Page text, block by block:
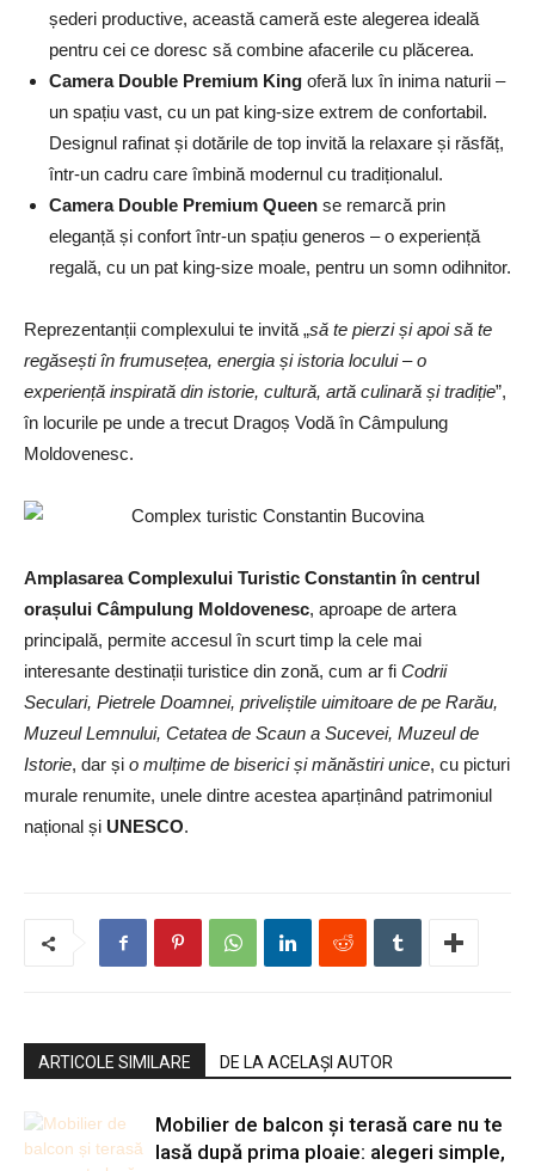
șederi productive, această cameră este alegerea ideală
pentru cei ce doresc să combine afacerile cu plăcerea.
Camera Double Premium King oferă lux în inima naturii –
un spațiu vast, cu un pat king-size extrem de confortabil.
Designul rafinat și dotările de top invită la relaxare și răsfăț,
într-un cadru care îmbină modernul cu tradiționalul.
Camera Double Premium Queen se remarcă prin
eleganță și confort într-un spațiu generos – o experiență
regală, cu un pat king-size moale, pentru un somn odihnitor.
Reprezentanții complexului te invită „să te pierzi și apoi să te
regăsești în frumusețea, energia și istoria locului – o
experiență inspirată din istorie, cultură, artă culinară și tradiție”,
în locurile pe unde a trecut Dragoș Vodă în Câmpulung
Moldovenesc.
Amplasarea Complexului Turistic Constantin în centrul
orașului Câmpulung Moldovenesc, aproape de artera
principală, permite accesul în scurt timp la cele mai
interesante destinații turistice din zonă, cum ar fi Codrii
Seculari, Pietrele Doamnei, priveliștile uimitoare de pe Rarău,
Muzeul Lemnului, Cetatea de Scaun a Sucevei, Muzeul de
Istorie, dar și o mulțime de biserici și mănăstiri unice, cu picturi
murale renumite, unele dintre acestea aparținând patrimoniul
național și UNESCO.
ARTICOLE SIMILARE DE LA ACELAȘI AUTOR
Mobilier de balcon și terasă care nu te
lasă după prima ploaie: alegeri simple,